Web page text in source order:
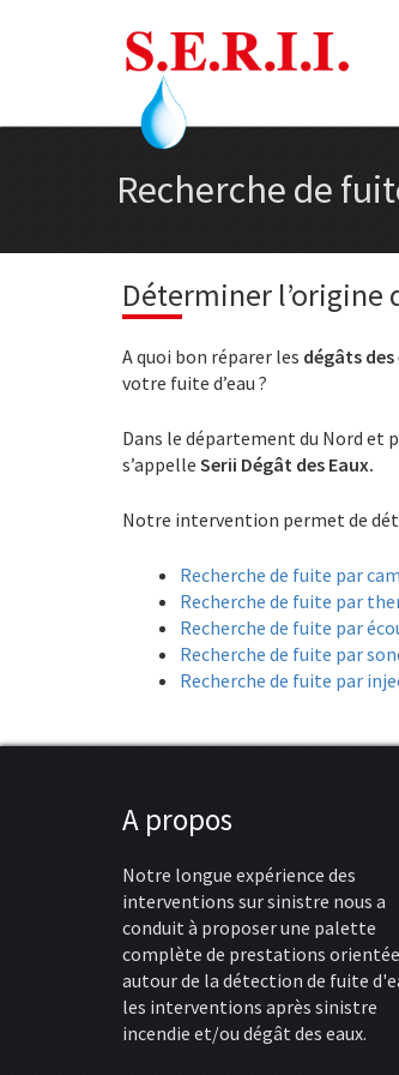
Recherche de
Déterminer l’origine
A quoi bon réparer les dégâts des
votre fuite d’eau ?
Dans le département du Nord et
s’appelle Serii Dégât des Eaux.
Notre intervention permet de
Recherche de fuite par
Recherche de fuite par
Recherche de fuite par
Recherche de fuite par
Recherche de fuite par
A propos
Notre longue expérience des
interventions sur sinistre nous a
conduit à proposer une palette
complète de prestations
autour de la détection de fuite
les interventions après sinistre
incendie et/ou dégât des eaux.